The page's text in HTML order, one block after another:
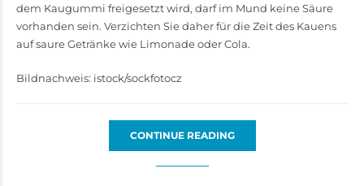
dem Kaugummi freigesetzt wird, darf im Mund keine Säure
vorhanden sein. Verzichten Sie daher für die Zeit des Kauens
auf saure ­­Getränke wie Limonade oder Cola.
Bildnachweis: istock/sockfotocz
CONTINUE READING